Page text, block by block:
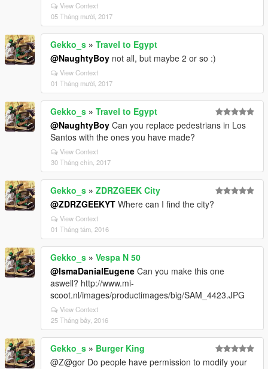
View Context
05 Tháng mười, 2017
Gekko_s » Travel to Egypt
@NaughtyBoy not all, but maybe 2 or so :)
View Context
01 Tháng mười, 2017
Gekko_s » Travel to Egypt
@NaughtyBoy Can you replace pedestrians in Los
Santos with the ones you have made?
View Context
30 Tháng chín, 2017
Gekko_s » ZDRZGEEK City
@ZDRZGEEKYT Where can I find the city?
View Context
01 Tháng tám, 2016
Gekko_s » Vespa N 50
@IsmaDanialEugene Can you make this one
aswell? http://www.mi-
scoot.nl/images/productimages/big/SAM_4423.JPG
View Context
25 Tháng bảy, 2016
Gekko_s » Burger King
@Z@gor Do people have permission to modify your